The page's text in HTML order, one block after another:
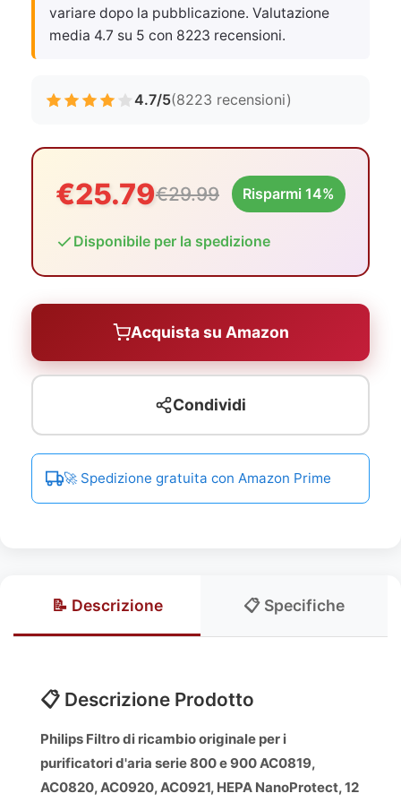
variare dopo la pubblicazione. Valutazione
media 4.7 su 5 con 8223 recensioni.
4.7/5(8223 recensioni)
€25.79€29.99 Risparmi 14%
Disponibile per la spedizione
Acquista su Amazon
Condividi
🚀 Spedizione gratuita con Amazon Prime
📝 Descrizione 📋 Specifiche
📋 Descrizione Prodotto
Philips Filtro di ricambio originale per i
purificatori d'aria serie 800 e 900 AC0819,
AC0820, AC0920, AC0921, HEPA NanoProtect, 12